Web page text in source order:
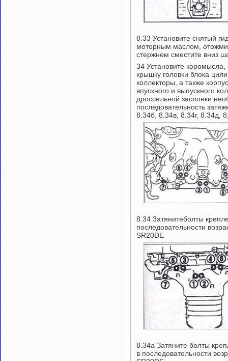
8.33 Установите снятый
моторным маслом,
стержнем сместите вниз
34 Установите коромысла,
крышку головки блока
коллекторы, а также
впускного и выпускного
дроссельной заслонки
последовательность
8.34б, 8.34в, 8.34г, 8.34д,
8.34 3атянитеболты
последовательности
SR20DE
8.34а Затяните болты
в последовательности